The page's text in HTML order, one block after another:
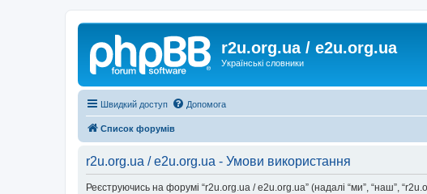
r2u.org.ua / e2u.org.ua
Українські словники
Швидкий доступ Допомога
Список форумів
r2u.org.ua / e2u.org.ua - Умови використання
Реєструючись на форумі “r2u.org.ua / e2u.org.ua” (надалі “ми”, “наш”,